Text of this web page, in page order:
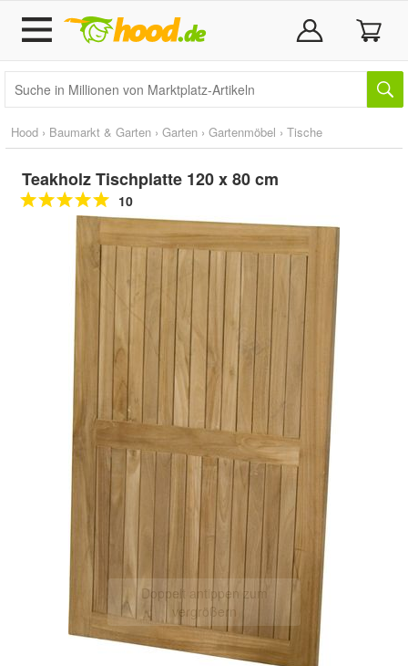
Hood › Baumarkt & Garten › Garten › Gartenmöbel › Tische
Teakholz Tischplatte 120 x 80 cm
10
Doppelt antippen zum
vergrößern